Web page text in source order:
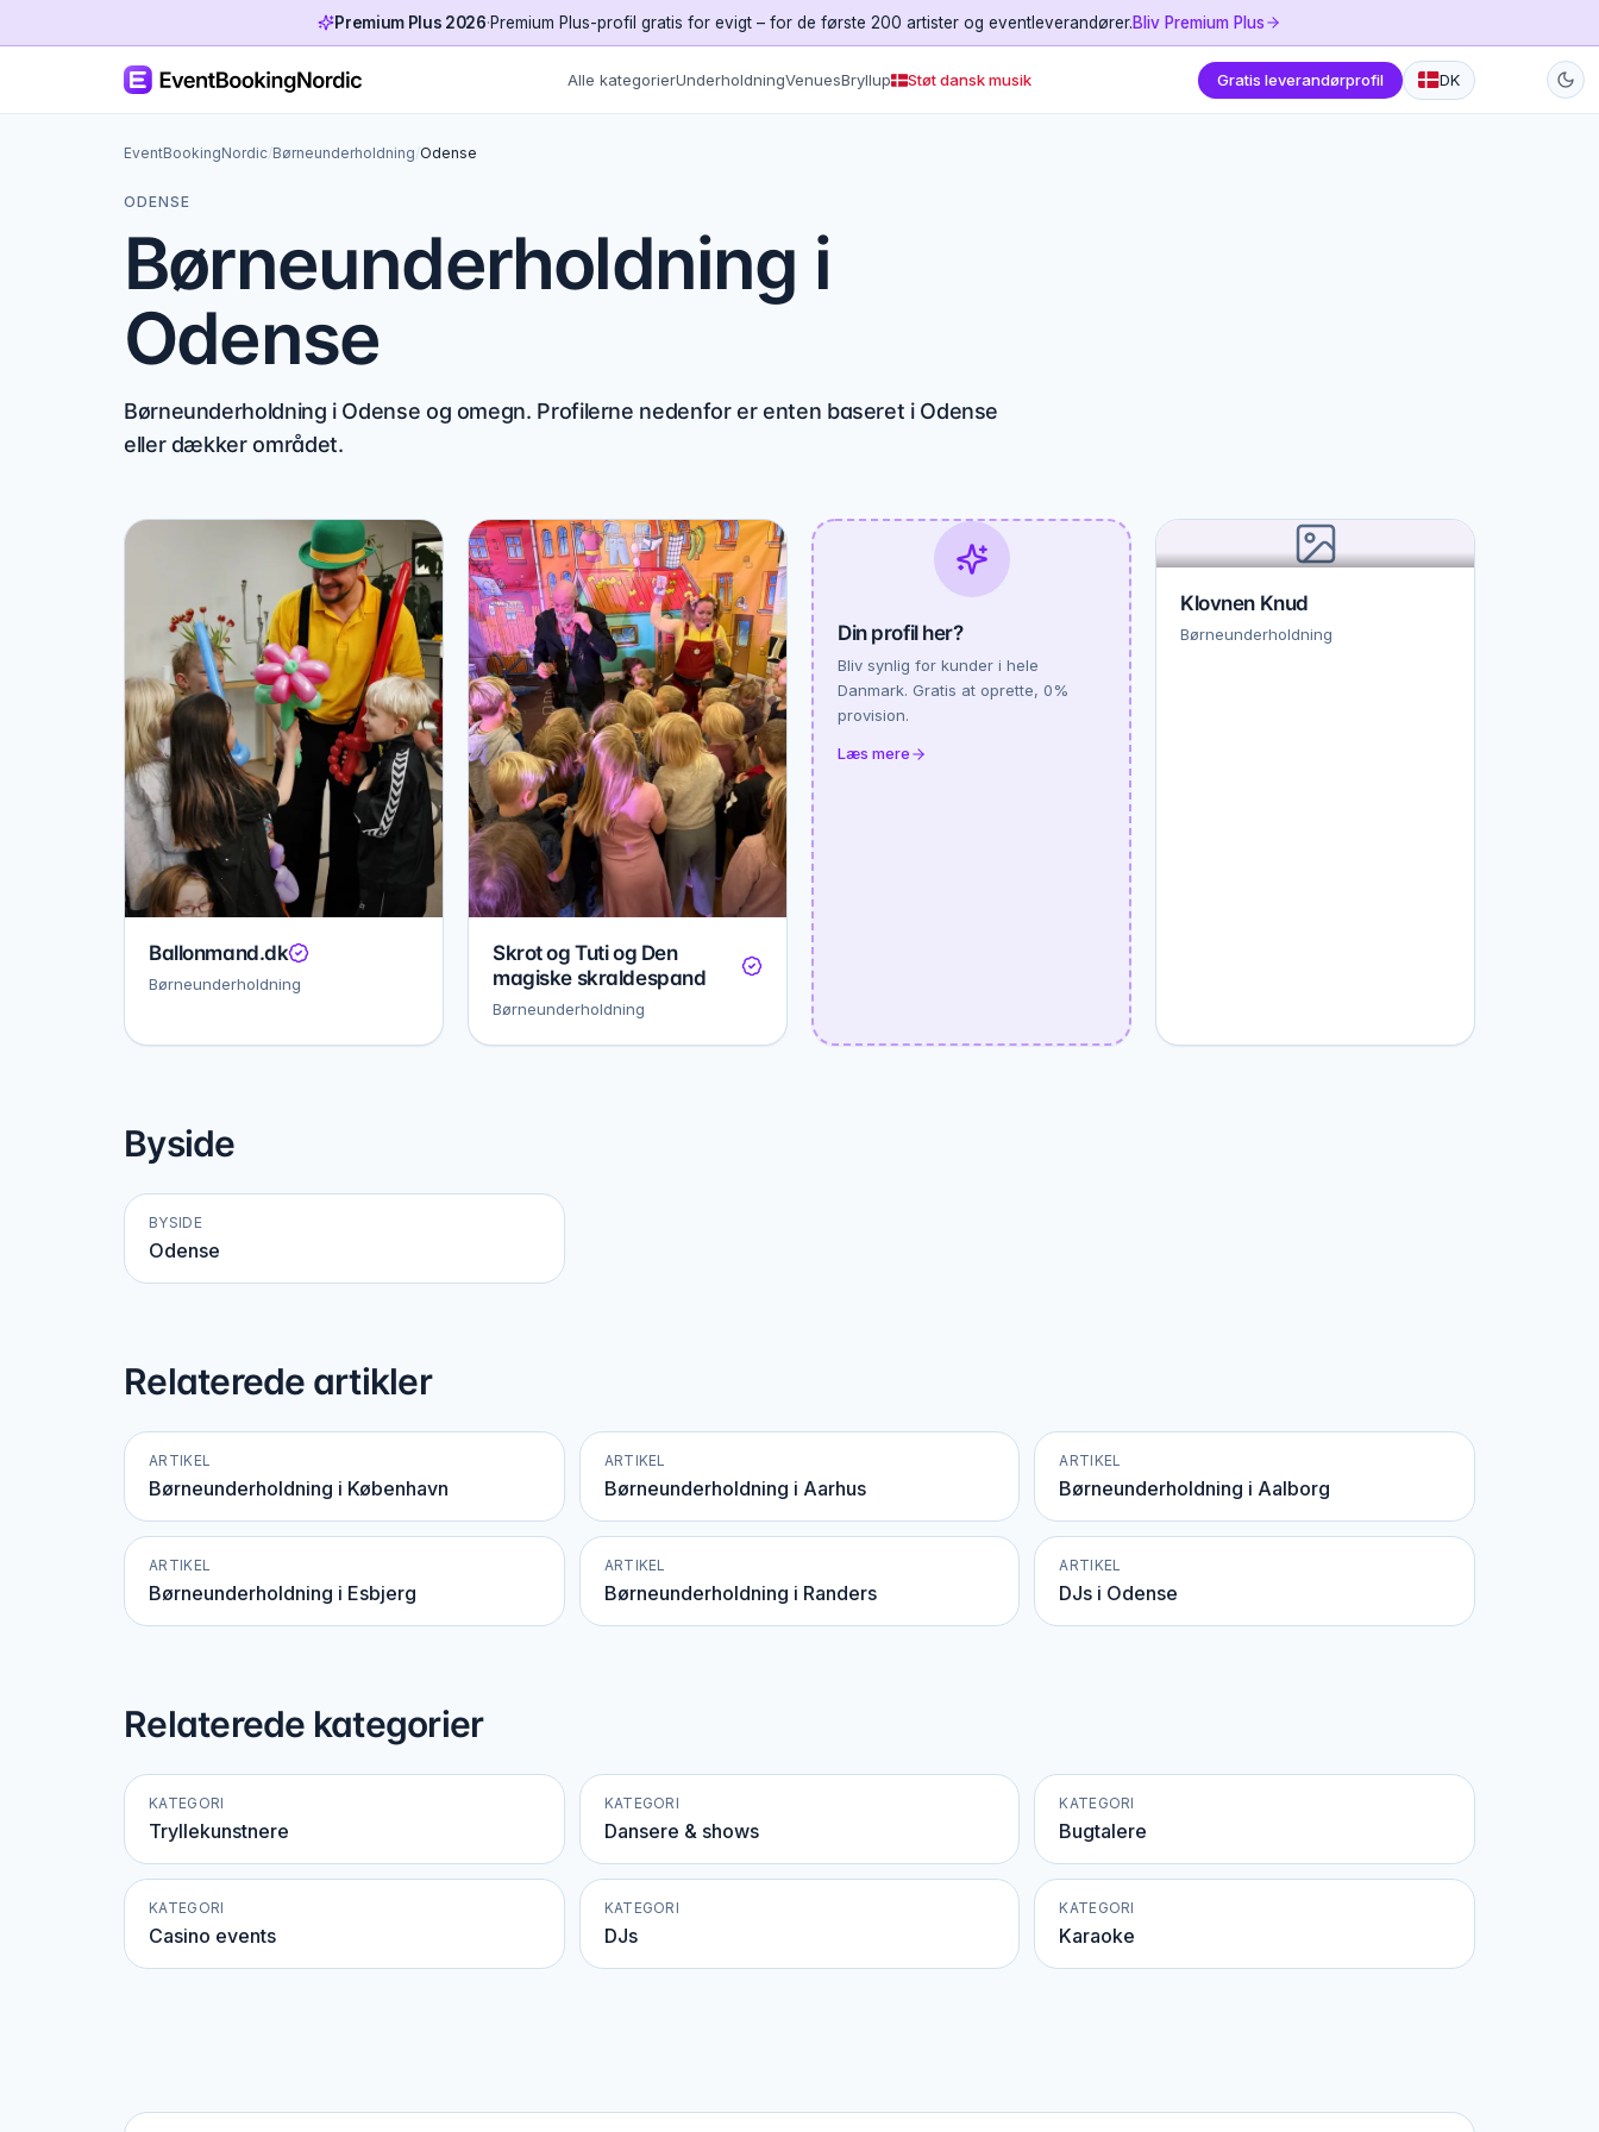
Premium Plus 2026·Premium Plus-profil gratis for evigt – for de første 200 artister og eventleverandører.Bliv Premium Plus
Alle kategorierUnderholdningVenuesBryllup Støt dansk musik Gratis leverandørprofil DK
EventBookingNordic/Børneunderholdning/Odense
ODENSE
Børneunderholdning i
Odense
Børneunderholdning i Odense og omegn. Profilerne nedenfor er enten baseret i Odense
eller dækker området.
Ballonmand.dk
Børneunderholdning
Skrot og Tuti og Den
magiske skraldespand
Børneunderholdning
Din profil her?
Bliv synlig for kunder i hele
Danmark. Gratis at oprette, 0%
provision.
Læs mere
Klovnen Knud
Børneunderholdning
Byside
BYSIDE
Odense
Relaterede artikler
ARTIKEL
Børneunderholdning i København
ARTIKEL
Børneunderholdning i Aarhus
ARTIKEL
Børneunderholdning i Aalborg
ARTIKEL
Børneunderholdning i Esbjerg
ARTIKEL
Børneunderholdning i Randers
ARTIKEL
DJs i Odense
Relaterede kategorier
KATEGORI
Tryllekunstnere
KATEGORI
Dansere & shows
KATEGORI
Bugtalere
KATEGORI
Casino events
KATEGORI
DJs
KATEGORI
Karaoke